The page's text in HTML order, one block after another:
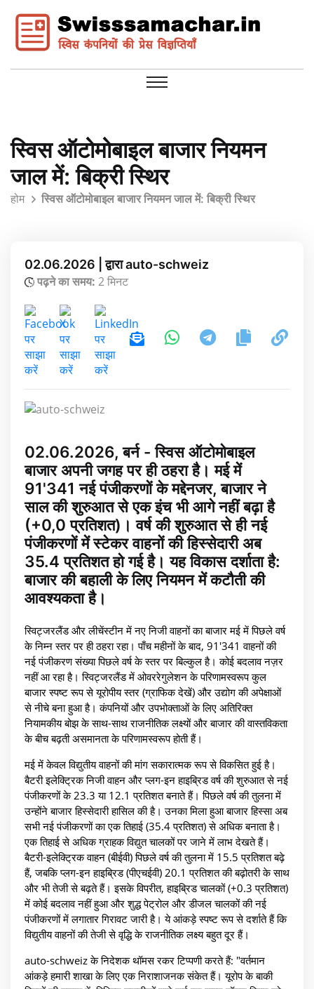
स्विस ऑटोमोबाइल बाजार नियमन
जाल में: बिक्री स्थिर
होम स्विस ऑटोमोबाइल बाजार नियमन जाल में: बिक्री स्थिर
02.06.2026 | द्वारा auto-schweiz
पढ़ने का समय: 2 मिनट
02.06.2026, बर्न - स्विस ऑटोमोबाइल
बाजार अपनी जगह पर ही ठहरा है। मई में
91'341 नई पंजीकरणों के मद्देनजर, बाजार ने
साल की शुरुआत से एक इंच भी आगे नहीं बढ़ा है
(+0,0 प्रतिशत)। वर्ष की शुरुआत से ही नई
पंजीकरणों में स्टेकर वाहनों की हिस्सेदारी अब
35.4 प्रतिशत हो गई है। यह विकास दर्शाता है:
बाजार की बहाली के लिए नियमन में कटौती की
आवश्यकता है।
स्विट्जरलैंड और लीचेंस्टीन में नए निजी वाहनों का बाजार मई में पिछले वर्ष
के निम्न स्तर पर ही ठहरा रहा। पाँच महीनों के बाद, 91'341 वाहनों की
नई पंजीकरण संख्या पिछले वर्ष के स्तर पर बिल्कुल है। कोई बदलाव नज़र
नहीं आ रहा है। स्विट्जरलैंड में ओवररेगुलेशन के परिणामस्वरूप कुल
बाजार स्पष्ट रूप से यूरोपीय स्तर (ग्राफिक देखें) और उद्योग की अपेक्षाओं
से नीचे बना हुआ है। कंपनियों और उपभोक्ताओं के लिए अतिरिक्त
नियामकीय बोझ के साथ-साथ राजनीतिक लक्ष्यों और बाजार की वास्तविकता
के बीच बढ़ती असमानता के परिणामस्वरूप होती हैं।
मई में केवल विद्युतीय वाहनों की मांग सकारात्मक रूप से विकसित हुई है।
बैटरी इलेक्ट्रिक निजी वाहन और प्लग-इन हाइब्रिड वर्ष की शुरुआत से नई
पंजीकरणों के 23.3 या 12.1 प्रतिशत बनाते हैं। पिछले वर्ष की तुलना में
उन्होंने बाजार हिस्सेदारी हासिल की है। उनका मिला हुआ बाजार हिस्सा अब
सभी नई पंजीकरणों का एक तिहाई (35.4 प्रतिशत) से अधिक बनाता है।
एक तिहाई से अधिक ग्राहक विद्युत चालकों पर जाने में लाभ देखते हैं।
बैटरी-इलेक्ट्रिक वाहन (बीईवी) पिछले वर्ष की तुलना में 15.5 प्रतिशत बढ़े
हैं, जबकि प्लग-इन हाइब्रिड (पीएचईवी) 20.1 प्रतिशत की बढ़ोतरी के साथ
और भी तेजी से बढ़ते हैं। इसके विपरीत, हाइब्रिड चालकों (+0.3 प्रतिशत)
में कोई बदलाव नहीं हुआ और शुद्ध पेट्रोल और डीजल चालकों की नई
पंजीकरणों में लगातार गिरावट जारी है। ये आंकड़े स्पष्ट रूप से दर्शाते हैं कि
विद्युतीय वाहनों की तेजी से वृद्धि के राजनीतिक लक्ष्य बहुत दूर हैं।
auto-schweiz के निदेशक थॉमस रकर टिप्पणी करते हैं: "वर्तमान
आंकड़े हमारी शाखा के लिए एक निराशाजनक संकेत हैं। यूरोप के बाकी